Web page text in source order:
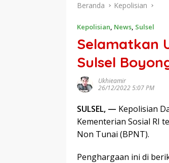
Beranda Kepolisian
Kepolisian, News, Sulsel
Selamatkan
Sulsel
Ukhieamir
26/12/2022 5:07 PM
SULSEL, — Kepolisian
Kementerian Sosial RI
Non Tunai (BPNT).
Penghargaan ini di